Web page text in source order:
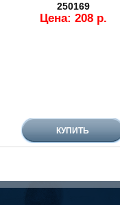
250169
Цена: 208 р.